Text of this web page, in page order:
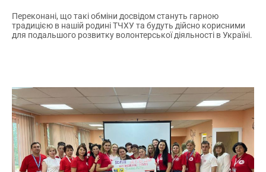
Переконані, що такі обміни досвідом стануть гарною
традицією в нашій родині ТЧХУ та будуть дійсно корисними
для подальшого розвитку волонтерської діяльності в Україні.